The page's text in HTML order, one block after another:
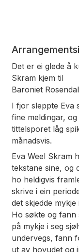
Det er ei glede å
Skram kjem til
Baroniet
I fjor sleppte Eva
fine meldingar, og
tittelsporet låg
månadsvis.
Eva Weel Skram
tekstane sine, og
ho heldigvis
skrive i ein
det skjedde
Ho søkte og fann
på mykje i seg
undervegs, fann
ut av hovudet og